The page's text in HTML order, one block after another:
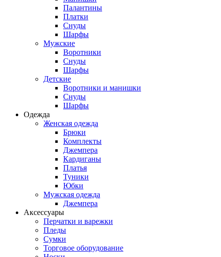
Палантины
Платки
Снуды
Шарфы
Мужские
Воротники
Снуды
Шарфы
Детские
Воротники и манишки
Снуды
Шарфы
Одежда
Женская одежда
Брюки
Комплекты
Джемпера
Кардиганы
Платья
Туники
Юбки
Мужская одежда
Джемпера
Аксессуары
Перчатки и варежки
Пледы
Сумки
Торговое оборудование